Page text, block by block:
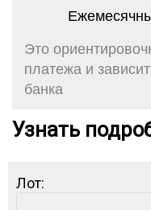
Это
платежа и
банка
Узнать
Лот: